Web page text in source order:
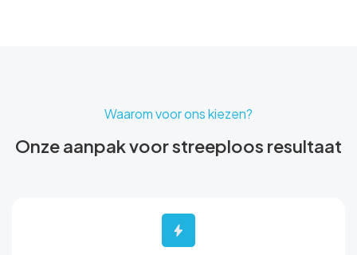
Waarom voor ons kiezen?
Onze aanpak voor streeploos resultaat